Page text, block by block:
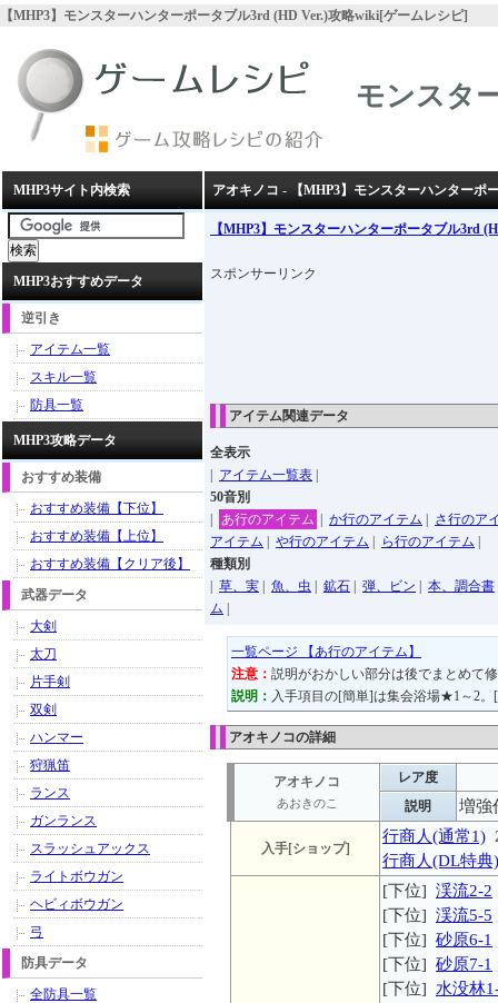
【MHP3】モンスターハンターポータブル3rd (HD Ver.)攻略wiki[ゲームレシピ]
モンスタ
アオキノコ - 【MHP3】モンスターハンターポ
【MHP3】モンスターハンターポータブル3rd
スポンサーリンク
アイテム関連データ
全表示
アイテム一覧表
50音別
あ行のアイテム か行のアイテム
さ行のア
アイテム
や行のアイテム ら行のアイテム
種類別
草、実 魚、虫 鉱石 弾、ビン 本、調合書
ム
一覧ページ 【あ行のアイテム】
注意： 説明がおかしい部分は後でまとめて
説明： 入手項目の[簡単]は集会浴場★1～2
アオキノコの詳細
アオキノコ
あおきのこ
レア度
説明
増強
入手[ショップ]
行商人(通常1)
行商人(DL特典)
[下位] 渓流2-2
[下位] 渓流5-5
[下位] 砂原6-1
[下位] 砂原7-1
[下位] 水没林
MHP3サイト内検索
MHP3おすすめデータ
逆引き
アイテム一覧
スキル一覧
防具一覧
MHP3攻略データ
おすすめ装備
おすすめ装備【下位】
おすすめ装備【上位】
おすすめ装備【クリア後】
武器データ
大剣
太刀
片手剣
双剣
ハンマー
狩猟笛
ランス
ガンランス
スラッシュアックス
ライトボウガン
ヘビィボウガン
弓
防具データ
全防具一覧